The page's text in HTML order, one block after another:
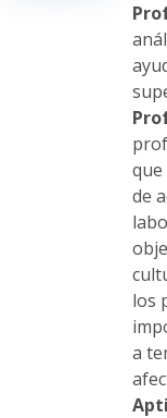
que
de
los
a